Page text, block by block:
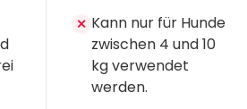
✕ Kann nur für Hunde
zwischen 4 und 10
kg verwendet
werden.